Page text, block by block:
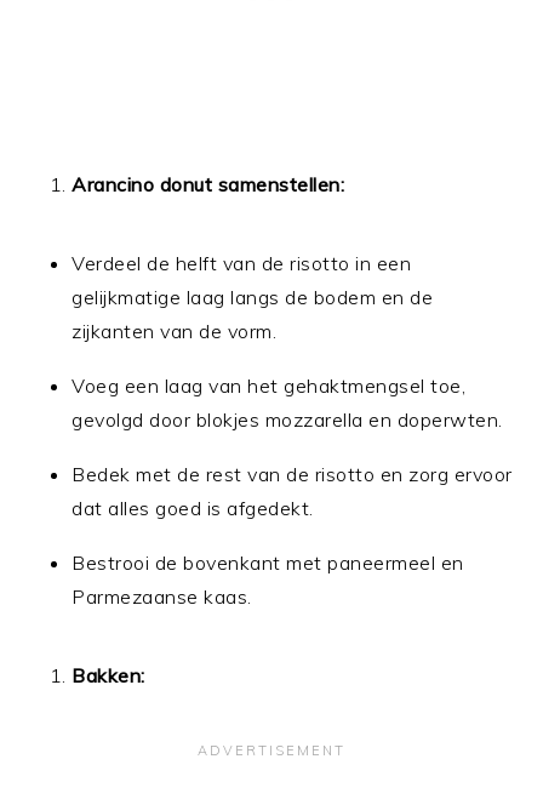
Arancino donut samenstellen:
Verdeel de helft van de risotto in een
gelijkmatige laag langs de bodem en de
zijkanten van de vorm.
Voeg een laag van het gehaktmengsel toe,
gevolgd door blokjes mozzarella en doperwten.
Bedek met de rest van de risotto en zorg ervoor
dat alles goed is afgedekt.
Bestrooi de bovenkant met paneermeel en
Parmezaanse kaas.
Bakken: